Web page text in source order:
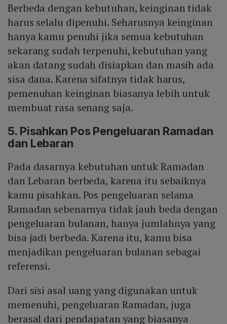
Berbeda dengan kebutuhan, keinginan tidak
harus selalu dipenuhi. Seharusnya keinginan
hanya kamu penuhi jika semua kebutuhan
sekarang sudah terpenuhi, kebutuhan yang
akan datang sudah disiapkan dan masih ada
sisa dana. Karena sifatnya tidak harus,
pemenuhan keinginan biasanya lebih untuk
membuat rasa senang saja.
5. Pisahkan Pos Pengeluaran Ramadan
dan Lebaran
Pada dasarnya kebutuhan untuk Ramadan
dan Lebaran berbeda, karena itu sebaiknya
kamu pisahkan. Pos pengeluaran selama
Ramadan sebenarnya tidak jauh beda dengan
pengeluaran bulanan, hanya jumlahnya yang
bisa jadi berbeda. Karena itu, kamu bisa
menjadikan pengeluaran bulanan sebagai
referensi.
Dari sisi asal uang yang digunakan untuk
memenuhi, pengeluaran Ramadan, juga
berasal dari pendapatan yang biasanya